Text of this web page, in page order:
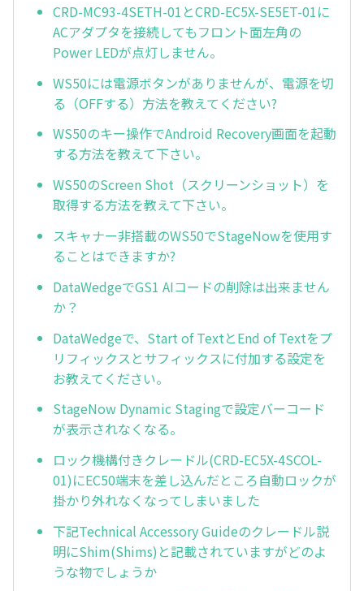
CRD-MC93-4SETH-01とCRD-EC5X-SE5ET-01に
ACアダプタを接続してもフロント面左角の
Power LEDが点灯しません。
WS50には電源ボタンがありませんが、電源を切
る（OFFする）方法を教えてください?
WS50のキー操作でAndroid Recovery画面を起動
する方法を教えて下さい。
WS50のScreen Shot（スクリーンショット）を
取得する方法を教えて下さい。
スキャナー非搭載のWS50でStageNowを使用す
ることはできますか?
DataWedgeでGS1 AIコードの削除は出来ません
か？
DataWedgeで、Start of TextとEnd of Textをプ
リフィックスとサフィックスに付加する設定を
お教えてください。
StageNow Dynamic Stagingで設定バーコード
が表示されなくなる。
ロック機構付きクレードル(CRD-EC5X-4SCOL-
01)にEC50端末を差し込んだところ自動ロックが
掛かり外れなくなってしまいました
下記Technical Accessory Guideのクレードル説
明にShim(Shims)と記載されていますがどのよ
うな物でしょうか